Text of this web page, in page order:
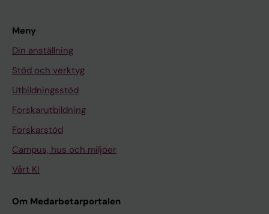
Meny
Din anställning
Stöd och verktyg
Utbildningsstöd
Forskarutbildning
Forskarstöd
Campus, hus och miljöer
Vårt KI
Om Medarbetarportalen